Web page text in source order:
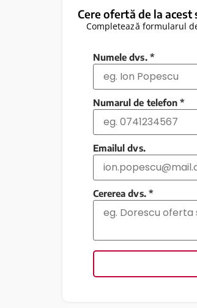
Cere ofertă de la acest
Completează formularul
Numele dvs. *
Numarul de telefon *
Emailul dvs.
Cererea dvs. *